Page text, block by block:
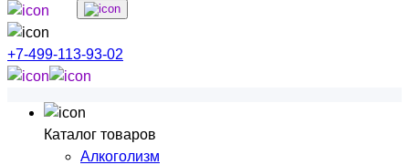
+7-499-113-93-02
Каталог товаров
Алкоголизм